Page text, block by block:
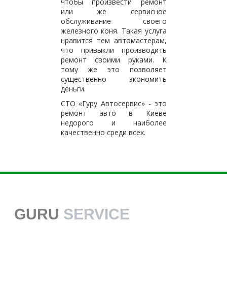
или же сервисное
обслуживание своего
железного коня. Такая услуга
нравится тем автомастерам,
что привыкли производить
ремонт своими руками. К
тому же это позволяет
существенно экономить
деньги.
СТО «Гуру Автосервис» - это
ремонт авто в Киеве
недорого и наиболее
качественно среди всех.
GURU SERVICE